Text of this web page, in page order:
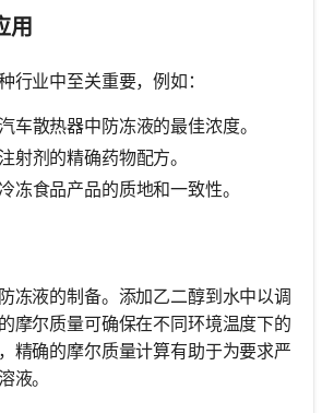
用
行业中至关重要，例如：
车散热器中防冻液的最佳浓度。
射剂的精确药物配方。
冻食品产品的质地和一致性。
冻液的制备。添加乙二醇到水中以调
摩尔质量可确保在不同环境温度下的
精确的摩尔质量计算有助于为要求严
液。